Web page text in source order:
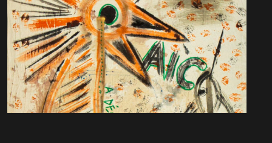
Jaider Esbell